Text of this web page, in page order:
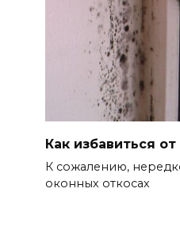
Как избавиться
К сожалению,
оконных откосах